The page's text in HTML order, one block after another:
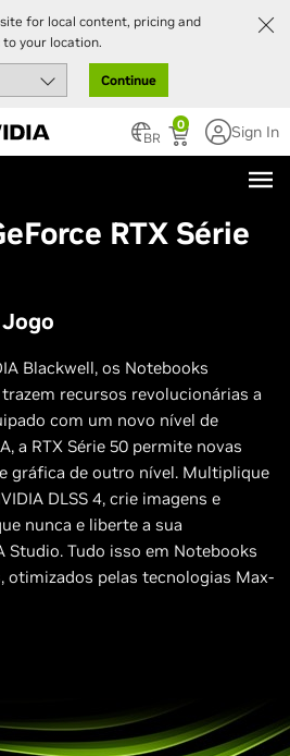
for local content, pricing and
your location.
Continue
0
BR Sign In
RTX Série
Blackwell, os Notebooks
recursos revolucionárias a
com um novo nível de
a RTX Série 50 permite novas
gráfica de outro nível. Multiplique
DLSS 4, crie imagens e
nunca e liberte a sua
Studio. Tudo isso em Notebooks
otimizados pelas tecnologias Max-